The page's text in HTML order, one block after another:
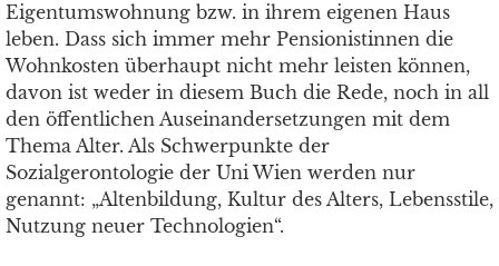
Eigentumswohnung bzw. in ihrem eigenen Haus
leben. Dass sich immer mehr Pensionistinnen die
Wohnkosten überhaupt nicht mehr leisten können,
davon ist weder in diesem Buch die Rede, noch in all
den öffentlichen Auseinandersetzungen mit dem
Thema Alter. Als Schwerpunkte der
Sozialgerontologie der Uni Wien werden nur
genannt: „Altenbildung, Kultur des Alters, Lebensstile,
Nutzung neuer Technologien“.